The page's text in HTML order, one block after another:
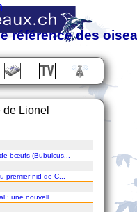
référence des
protection et
des migrations
de Lionel
bœufs (Bubulcus...
premier nid de C...
: une nouvell...